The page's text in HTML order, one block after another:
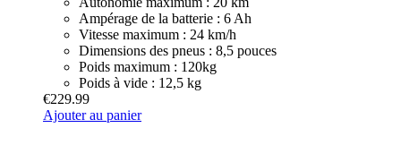
Ampérage de la batterie : 6 Ah
Vitesse maximum : 24 km/h
Dimensions des pneus : 8,5 pouces
Poids maximum : 120kg
Poids à vide : 12,5 kg
€229.99
Ajouter au panier